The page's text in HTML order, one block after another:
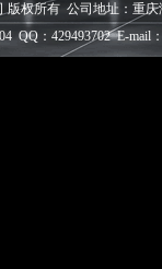
帅博——用灵魂来设计，我
◎帅博——网络营销
◎帅博——专业的团队
版权所有 公司地址：重
QQ：429493702 E-mail